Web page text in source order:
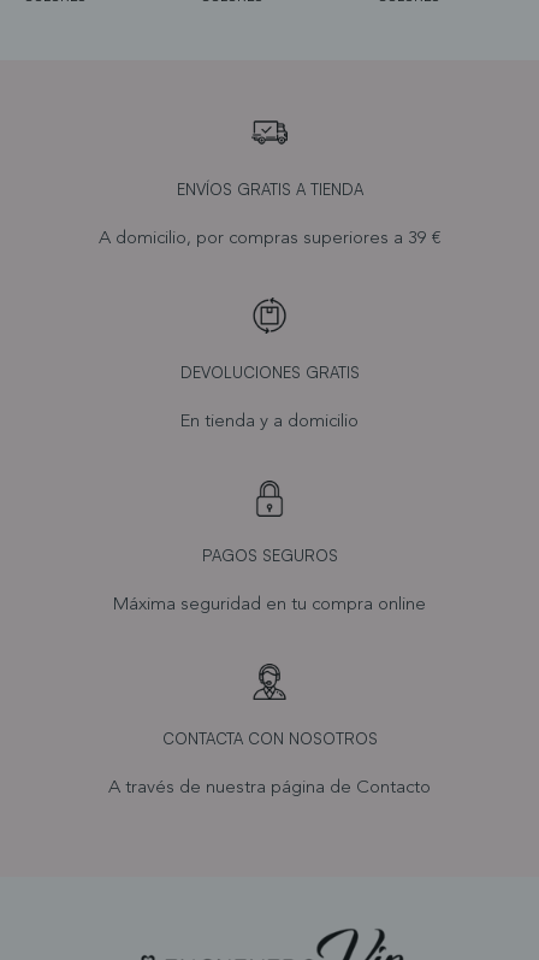
ENVÍOS GRATIS A TIENDA
A domicilio, por compras superiores a 39 €
DEVOLUCIONES GRATIS
En tienda y a domicilio
PAGOS SEGUROS
Máxima seguridad en tu compra online
CONTACTA CON NOSOTROS
A través de nuestra página de Contacto